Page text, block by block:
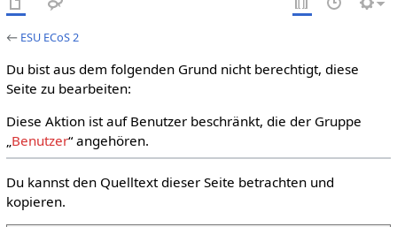
← ESU ECoS 2
Du bist aus dem folgenden Grund nicht berechtigt, diese
Seite zu bearbeiten:
Diese Aktion ist auf Benutzer beschränkt, die der Gruppe
„Benutzer“ angehören.
Du kannst den Quelltext dieser Seite betrachten und
kopieren.